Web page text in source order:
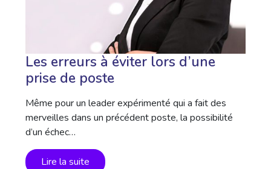
Les erreurs à éviter lors d’une
prise de poste
Même pour un leader expérimenté qui a fait des
merveilles dans un précédent poste, la possibilité
d’un échec…
Lire la suite